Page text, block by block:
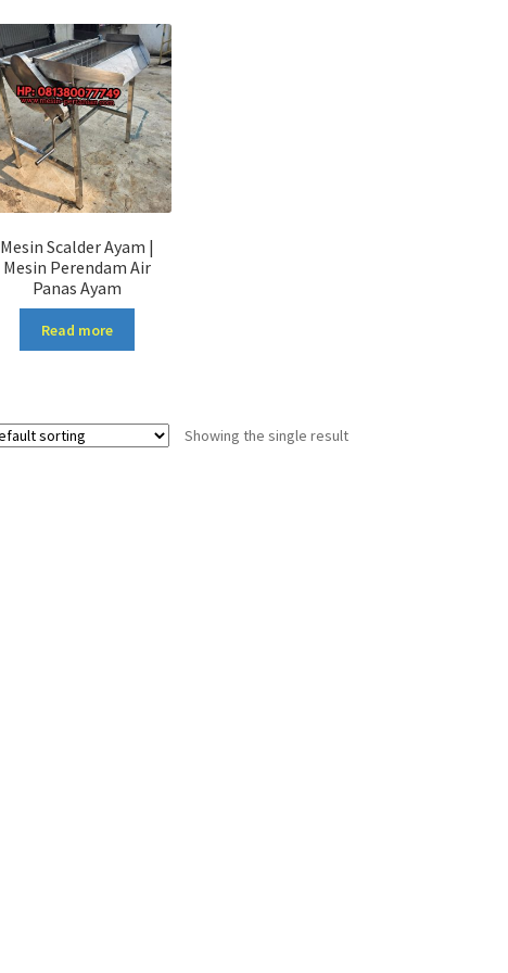
Mesin Scalder Ayam |
Mesin Perendam Air
Panas Ayam
Read more
Showing the single result